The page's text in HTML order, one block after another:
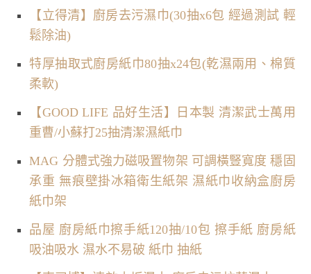
【立得清】廚房去污濕巾(30抽x6包 經過測試 輕
鬆除油)
特厚抽取式廚房紙巾80抽x24包(乾濕兩用、棉質
柔軟)
【GOOD LIFE 品好生活】日本製 清潔武士萬用
重曹/小蘇打25抽清潔濕紙巾
MAG 分體式強力磁吸置物架 可調橫豎寬度 穩固
承重 無痕壁掛冰箱衛生紙架 濕紙巾收納盒廚房
紙巾架
品屋 廚房紙巾擦手紙120抽/10包 擦手紙 廚房紙
吸油吸水 濕水不易破 紙巾 抽紙